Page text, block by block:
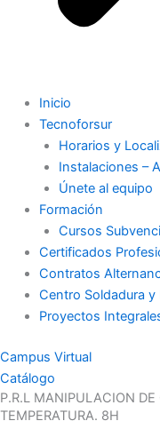
Inicio
Tecnoforsur
Horarios y
Instalaciones –
Únete al equipo
Formación
Cursos
Certificados
Contratos
Centro Soldadura y
Proyectos
Campus Virtual
Catálogo
P.R.L MANIPULACION
TEMPERATURA. 8H